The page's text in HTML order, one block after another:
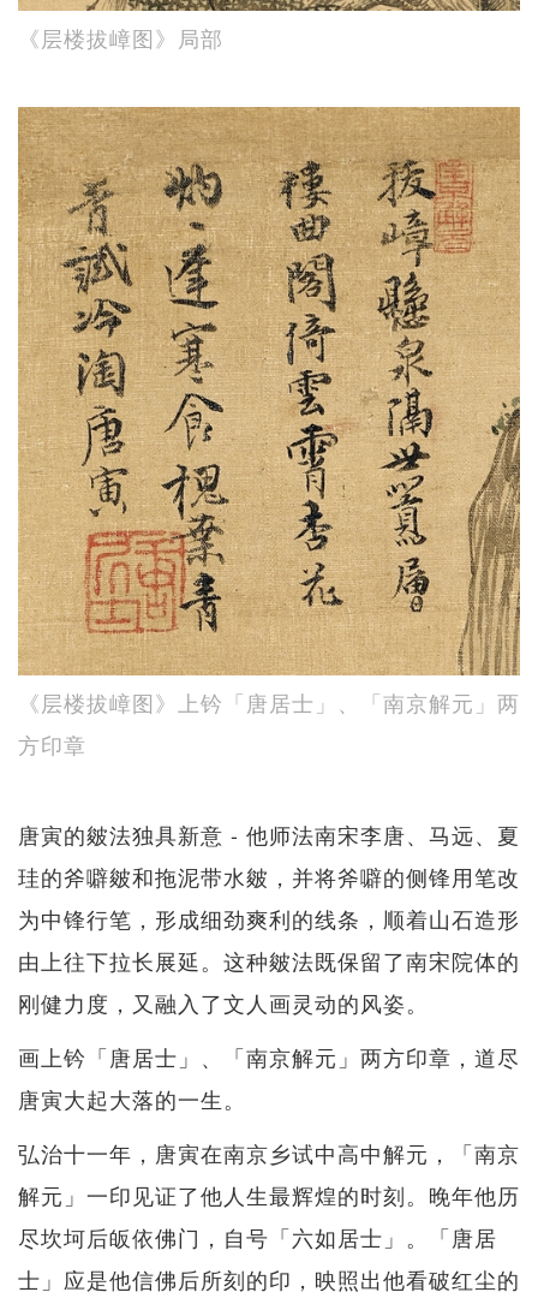
《层楼拔嶂图》局部
《层楼拔嶂图》上钤「唐居士」、「南京解元」两
方印章
唐寅的皴法独具新意 - 他师法南宋李唐、马远、夏
珪的斧噼皴和拖泥带水皴，并将斧噼的侧锋用笔改
为中锋行笔，形成细劲爽利的线条，顺着山石造形
由上往下拉长展延。这种皴法既保留了南宋院体的
刚健力度，又融入了文人画灵动的风姿。
画上钤「唐居士」、「南京解元」两方印章，道尽
唐寅大起大落的一生。
弘治十一年，唐寅在南京乡试中高中解元，「南京
解元」一印见证了他人生最辉煌的时刻。晚年他历
尽坎坷后皈依佛门，自号「六如居士」。「唐居
士」应是他信佛后所刻的印，映照出他看破红尘的